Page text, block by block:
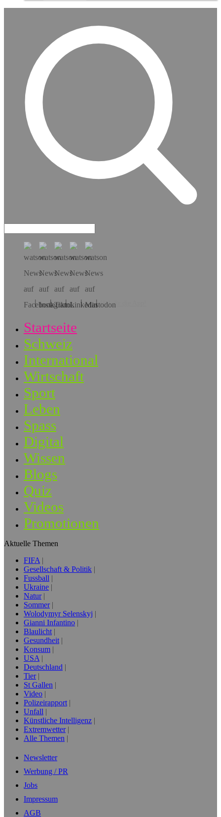
Hol dir die App!
Startseite
Schweiz
International
Wirtschaft
Sport
Leben
Spass
Digital
Wissen
Blogs
Quiz
Videos
Promotionen
Aktuelle Themen
FIFA
Gesellschaft & Politik
Fussball
Ukraine
Natur
Sommer
Wolodymyr Selenskyj
Gianni Infantino
Blaulicht
Gesundheit
Konsum
USA
Deutschland
Tier
St Gallen
Video
Polizeirapport
Unfall
Künstliche Intelligenz
Extremwetter
Alle Themen
Newsletter
Werbung / PR
Jobs
Impressum
AGB